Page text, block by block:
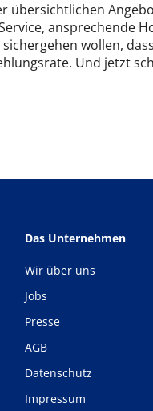
übersichtlichen
ansprechende
sichergehen wollen,
Und jetzt
Das Unternehmen
Wir über uns
Jobs
Presse
AGB
Datenschutz
Impressum